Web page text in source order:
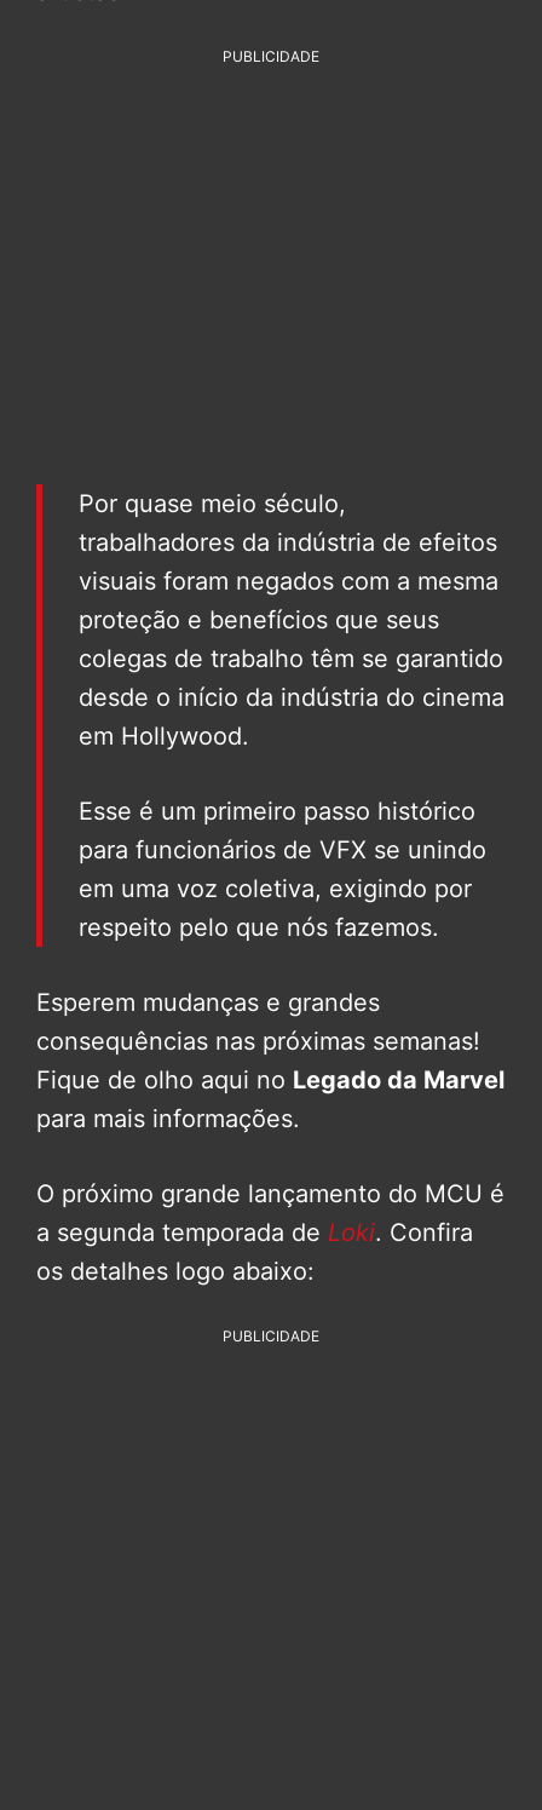
PUBLICIDADE
Por quase meio século,
trabalhadores da indústria de efeitos
visuais foram negados com a mesma
proteção e benefícios que seus
colegas de trabalho têm se garantido
desde o início da indústria do cinema
em Hollywood.
Esse é um primeiro passo histórico
para funcionários de VFX se unindo
em uma voz coletiva, exigindo por
respeito pelo que nós fazemos.
Esperem mudanças e grandes
consequências nas próximas semanas!
Fique de olho aqui no Legado da Marvel
para mais informações.
O próximo grande lançamento do MCU é
a segunda temporada de Loki. Confira
os detalhes logo abaixo:
PUBLICIDADE